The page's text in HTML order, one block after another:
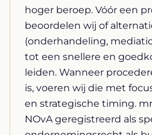
hoger beroep. Vóór een
beoordelen wij of
(onderhandeling,
tot een snellere en
leiden. Wanneer
is, voeren wij die met
en strategische timing.
NOvA geregistreerd als